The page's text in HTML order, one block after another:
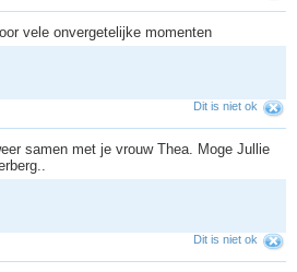
vele onvergetelijke momenten
Dit is niet ok
samen met je vrouw Thea. Moge Jullie
Dit is niet ok